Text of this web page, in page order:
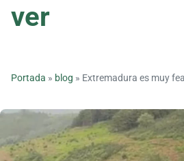
ver
Portada » blog » Extremadura es muy